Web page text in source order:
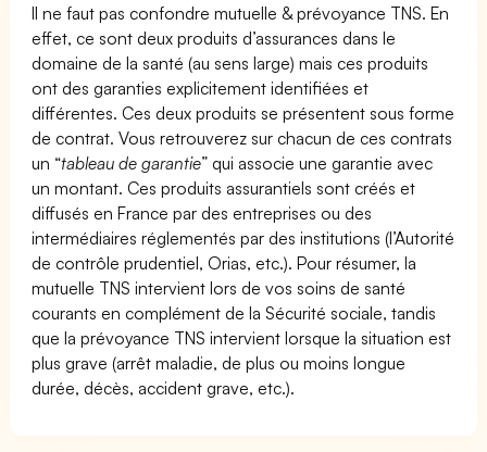
Il ne faut pas confondre mutuelle & prévoyance TNS. En
effet, ce sont deux produits d’assurances dans le
domaine de la santé (au sens large) mais ces produits
ont des garanties explicitement identifiées et
différentes. Ces deux produits se présentent sous forme
de contrat. Vous retrouverez sur chacun de ces contrats
un “tableau de garantie” qui associe une garantie avec
un montant. Ces produits assurantiels sont créés et
diffusés en France par des entreprises ou des
intermédiaires réglementés par des institutions (l’Autorité
de contrôle prudentiel, Orias, etc.). Pour résumer, la
mutuelle TNS intervient lors de vos soins de santé
courants en complément de la Sécurité sociale, tandis
que la prévoyance TNS intervient lorsque la situation est
plus grave (arrêt maladie, de plus ou moins longue
durée, décès, accident grave, etc.).